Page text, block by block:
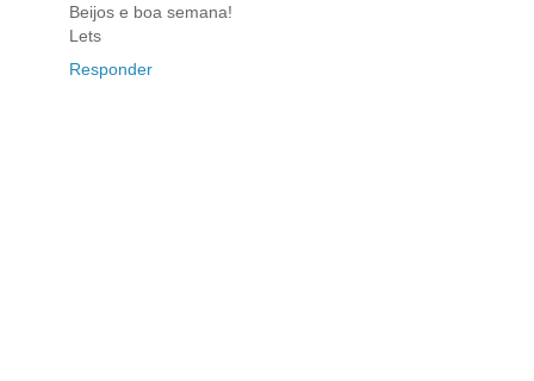
Beijos e boa semana!
Lets
Responder